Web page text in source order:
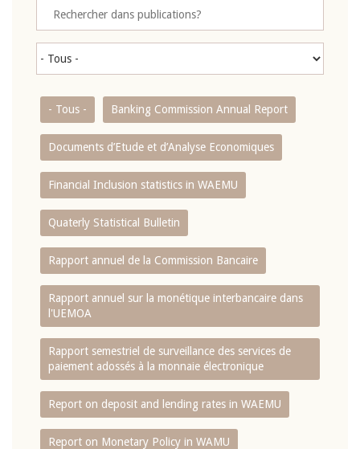
- Tous - Banking Commission Annual Report
Documents d’Etude et d’Analyse Economiques
Financial Inclusion statistics in WAEMU
Quaterly Statistical Bulletin
Rapport annuel de la Commission Bancaire
Rapport annuel sur la monétique interbancaire dans
l'UEMOA
Rapport semestriel de surveillance des services de
paiement adossés à la monnaie électronique
Report on deposit and lending rates in WAEMU
Report on Monetary Policy in WAMU